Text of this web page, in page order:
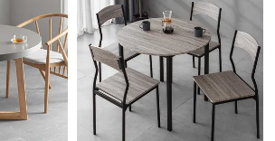
あたたかみを感じる天板。素材感
製法で仕上げています。